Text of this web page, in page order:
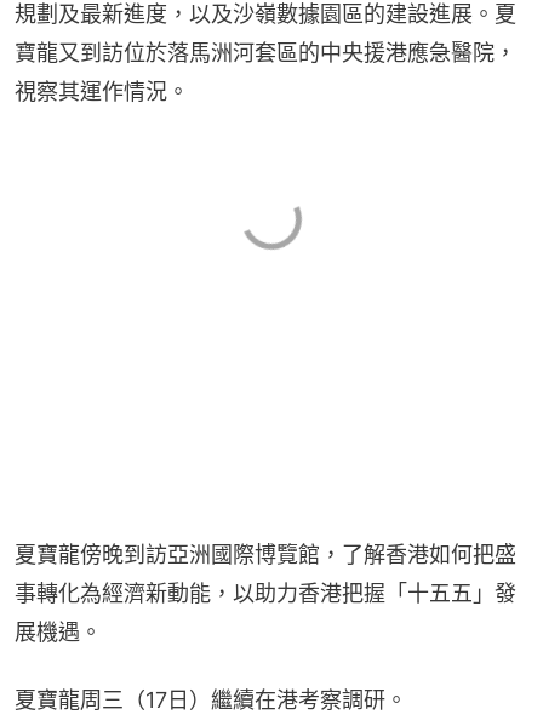
規劃及最新進度，以及沙嶺數據園區的建設進展。夏
寶龍又到訪位於落馬洲河套區的中央援港應急醫院，
視察其運作情況。
夏寶龍傍晚到訪亞洲國際博覽館，了解香港如何把盛
事轉化為經濟新動能，以助力香港把握「十五五」發
展機遇。
夏寶龍周三（17日）繼續在港考察調研。